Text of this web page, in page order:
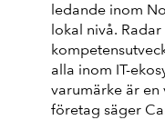
ledande inom
lokal nivå.
alla inom IT-
varumärke är
företag säger